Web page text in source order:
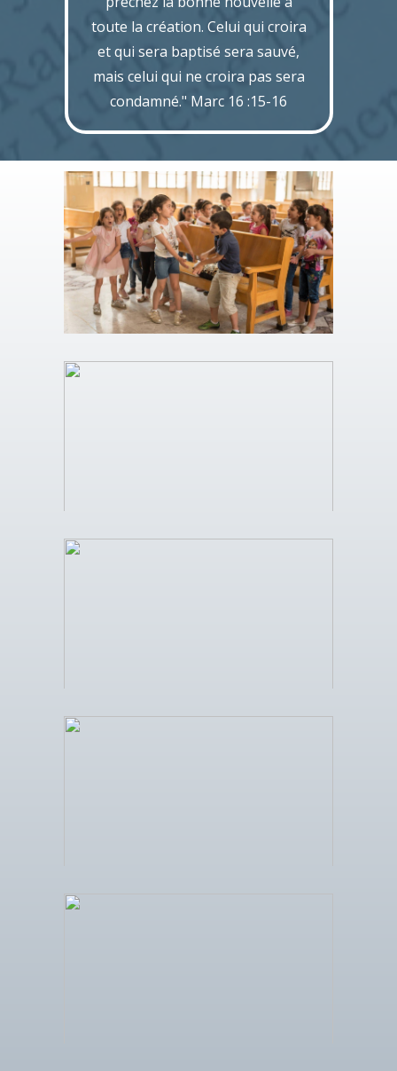
toute la création. Celui qui croira
et qui sera baptisé sera sauvé,
mais celui qui ne croira pas sera
condamné." Marc 16 :15-16